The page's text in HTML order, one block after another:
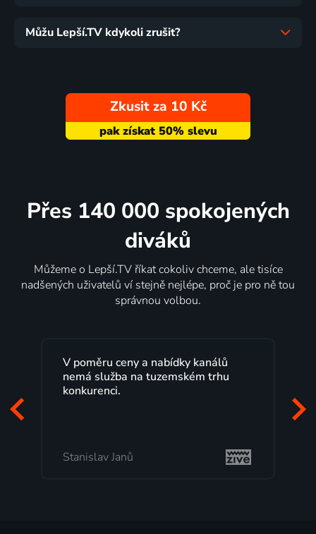
Můžu Lepší.TV kdykoli zrušit?
Zkusit za 10 Kč
Přes 140 000 spokojených
diváků
Můžeme o Lepší.TV říkat cokoliv chceme, ale tisíce
nadšených uživatelů ví stejně nejlépe, proč je pro ně tou
správnou volbou.
Lepší.TV sleduji už několik let s
maximální spokojeností. Velký výběr
programů a nemuset běžet k TV na
Milada Tomešová